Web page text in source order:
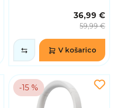
36,99 €
59,99 €
V košarico
-15 %